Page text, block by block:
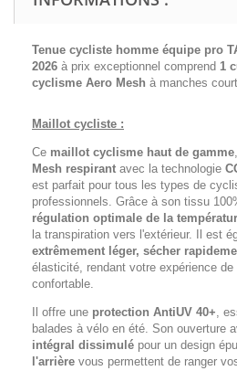
Tenue cycliste homme équipe pro
2026 à prix exceptionnel comprend 1
cyclisme Aero Mesh à manches
Maillot cycliste :
Ce maillot cyclisme haut de gamme
Mesh respirant avec la technologie
est parfait pour tous les types de
professionnels. Grâce à son tissu
régulation optimale de la
la transpiration vers l'extérieur. Il est
extrêmement léger, sécher
élasticité, rendant votre expérience
confortable.
Il offre une protection AntiUV 40+,
balades à vélo en été. Son ouverture
intégral dissimulé pour un design
l'arrière vous permettent de ranger